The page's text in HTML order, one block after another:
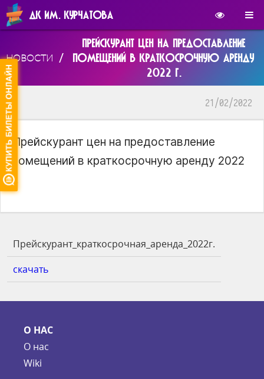
ДК ИМ. КУРЧАТОВА
НОВОСТИ /
ПРЕЙСКУРАНТ ЦЕН НА ПРЕДОСТАВЛЕНИЕ
ПОМЕЩЕНИЙ В КРАТКОСРОЧНУЮ АРЕНДУ
2022 Г.
21/02/2022
Прейскурант цен на предоставление
помещений в краткосрочную аренду 2022
г.
Прейскурант_краткосрочная_аренда_2022г.
скачать
О НАС
О нас
Wiki